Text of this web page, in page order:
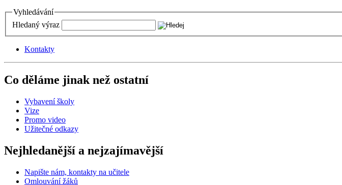
Vyhledávání
Hledaný výraz
Kontakty
Co děláme jinak než ostatní
Vybavení školy
Vize
Promo video
Užitečné odkazy
Nejhledanější a nejzajímavější
Napište nám, kontakty na učitele
Omlouvání žáků